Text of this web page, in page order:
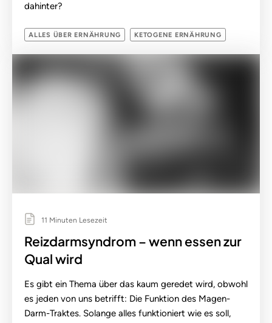
dahinter?
ALLES ÜBER ERNÄHRUNG KETOGENE ERNÄHRUNG
11 Minuten Lesezeit
Reizdarmsyndrom – wenn essen zur
Qual wird
Es gibt ein Thema über das kaum geredet wird, obwohl
es jeden von uns betrifft: Die Funktion des Magen-
Darm-Traktes. Solange alles funktioniert wie es soll,